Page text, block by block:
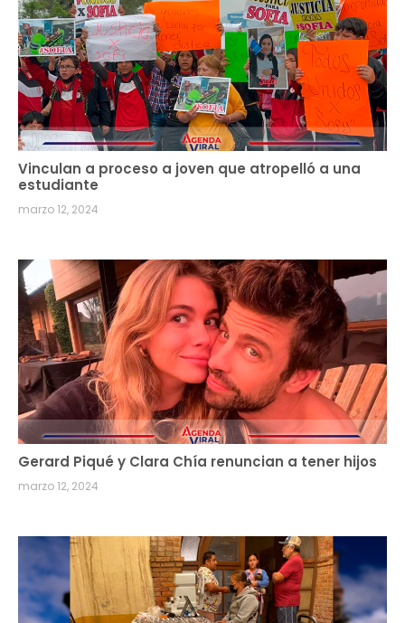
Vinculan a proceso a joven que atropelló a una
estudiante
marzo 12, 2024
Gerard Piqué y Clara Chía renuncian a tener hijos
marzo 12, 2024